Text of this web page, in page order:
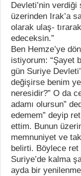
Devleti’nin
üzerinden Irak’a
olarak ulaş-
edeceksin.”
Ben Hemze’ye
istiyorum: “Şayet
gün Suriye
değişirse benim
neresidir?” O da
adamı olursun”
edemem” deyip ret
ettim. Bunun
memnuniyet ve
belirti. Böylece ret
Suriye’de kalma
ayda bir